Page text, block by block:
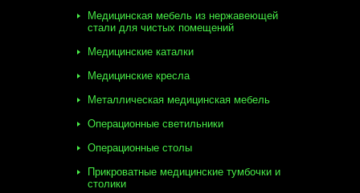
Медицинская мебель из нержавеющей
стали для чистых помещений
Медицинские каталки
Медицинские кресла
Металлическая медицинская мебель
Операционные светильники
Операционные столы
Прикроватные медицинские тумбочки и
столики